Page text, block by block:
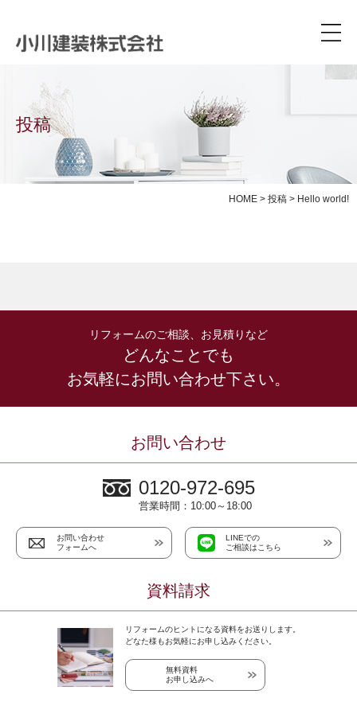
投稿
HOME > 投稿 > Hello world!
リフォームのご相談、お見積りなど
どんなことでも
お気軽にお問い合わせ下さい。
お問い合わせ
0120-972-695
営業時間：10:00～18:00
お問い合わせ
フォームへ
LINEでの
ご相談はこちら
資料請求
リフォームのヒントになる資料をお送りします。
どなた様もお気軽にお申し込みください。
無料資料
お申し込みへ